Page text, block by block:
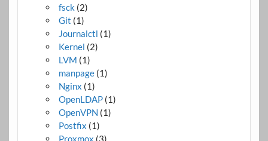
fsck (2)
Git (1)
Journalctl (1)
Kernel (2)
LVM (1)
manpage (1)
Nginx (1)
OpenLDAP (1)
OpenVPN (1)
Postfix (1)
Proxmox (3)